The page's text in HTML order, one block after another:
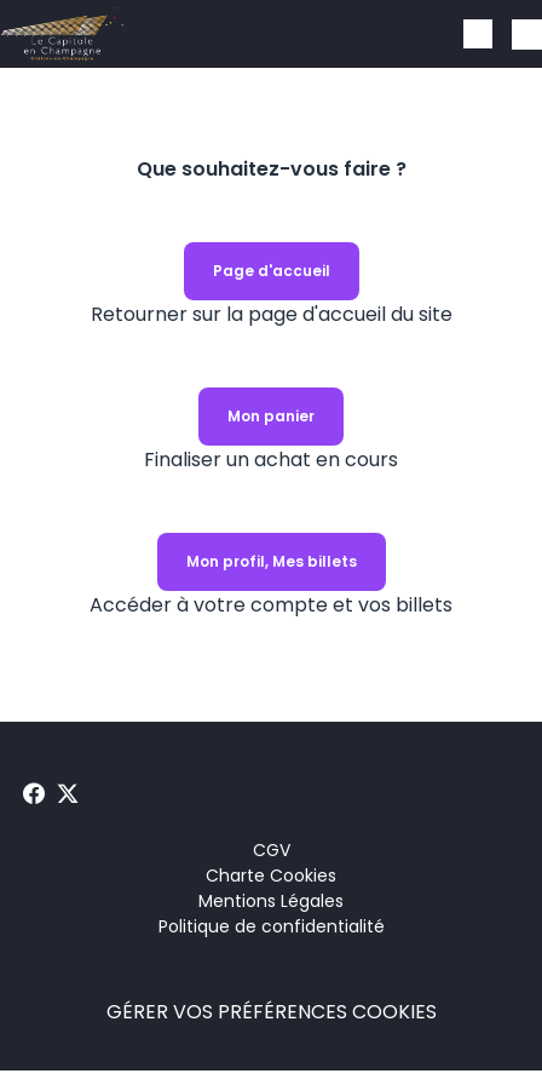
Skip to main content
Que souhaitez-vous faire ?
Page d'accueil
Retourner sur la page d'accueil du site
Mon panier
Finaliser un achat en cours
Mon profil, Mes billets
Accéder à votre compte et vos billets
CGV
Charte Cookies
Mentions Légales
Politique de confidentialité
GÉRER VOS PRÉFÉRENCES COOKIES